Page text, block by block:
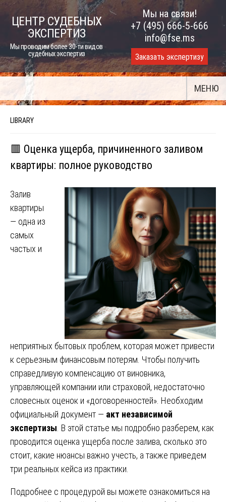
Skip
ЦЕНТР СУДЕБНЫХ
ЭКСПЕРТИЗ
Мы проводим более 30-ти видов
судебных экспертиз
Мы на связи!
+7 (495) 666-5-666
info@fse.ms
Заказать экспертизу
МЕНЮ
LIBRARY
🟥 Оценка ущерба, причиненного заливом
квартиры: полное руководство
Залив
квартиры
— одна из
самых
частых и
неприятных бытовых проблем, которая может привести
к серьезным финансовым потерям. Чтобы получить
справедливую компенсацию от виновника,
управляющей компании или страховой, недостаточно
словесных оценок и «договоренностей». Необходим
официальный документ — акт независимой
экспертизы . В этой статье мы подробно разберем, как
проводится оценка ущерба после залива, сколько это
стоит, какие нюансы важно учесть, а также приведем
три реальных кейса из практики.
Подробнее с процедурой вы можете ознакомиться на